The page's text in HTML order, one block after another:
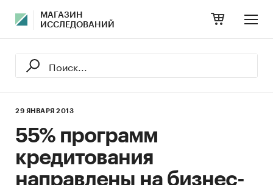
МАГАЗИН
ИССЛЕДОВАНИЙ
29 ЯНВАРЯ 2013
55% программ
кредитования
направлены на бизнес-